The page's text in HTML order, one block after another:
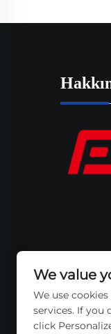
We value
We use
services. If you
click